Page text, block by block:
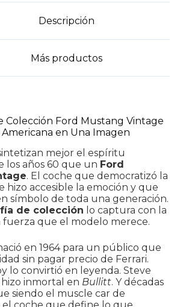
Descripción
Más productos
Colección Ford Mustang Vintage
Americana en Una Imagen
mejor el espíritu
los años 60 que un Ford
. El coche que democratizó la
hizo accesible la emoción y que
símbolo de toda una generación.
de colección lo captura con la
fuerza que el modelo merece.
en 1964 para un público que
sin pagar precio de Ferrari.
lo convirtió en leyenda. Steve
inmortal en Bullitt. Y décadas
siendo el muscle car de